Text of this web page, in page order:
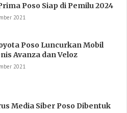
Poso Siap di Pemilu 2024
2021
Poso Luncurkan Mobil
Avanza dan Veloz
2021
Media Siber Poso Dibentuk